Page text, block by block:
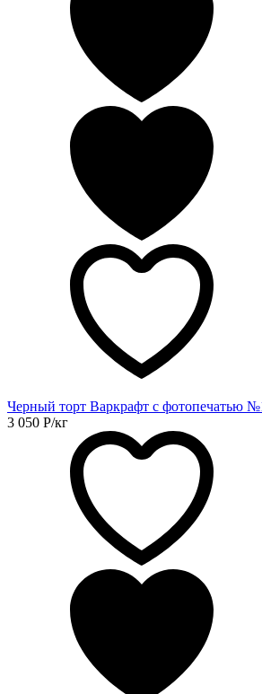
Черный торт Варкрафт с фотопечатью
3 050 Р/кг